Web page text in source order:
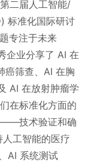
二届人工智能/
标准化国际研讨
专注于未来
业分享了 AI 在
癌筛查、AI 在胸
AI 在放射肿瘤学
在标准化方面的
——技术验证和确
工智能的医疗
AI 系统测试